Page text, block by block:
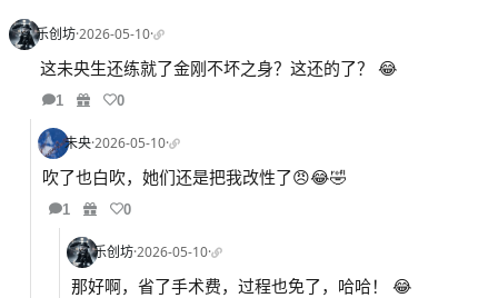
乐创坊·2026-05-10·
这未央生还练就了金刚不坏之身？这还的了？ 😂
1 0
未央·2026-05-10·
吹了也白吹，她们还是把我改性了😠😂🤣
1 0
乐创坊·2026-05-10·
那好啊，省了手术费，过程也免了，哈哈！ 😂